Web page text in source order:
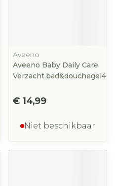
Aveeno
Aveeno Baby Daily Care
€ 14,99
Niet beschikbaar